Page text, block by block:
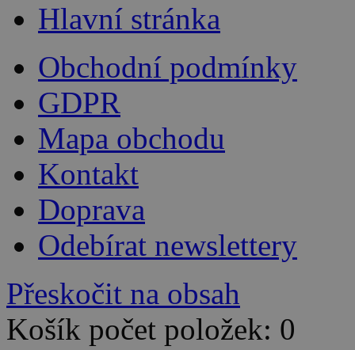
Hlavní stránka
Obchodní podmínky
GDPR
Mapa obchodu
Kontakt
Doprava
Odebírat newslettery
Přeskočit na obsah
Košík počet položek: 0